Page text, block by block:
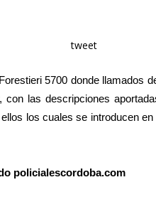
tweet
5700 donde llamados
las descripciones
los cuales se introducen
policialescordoba.com